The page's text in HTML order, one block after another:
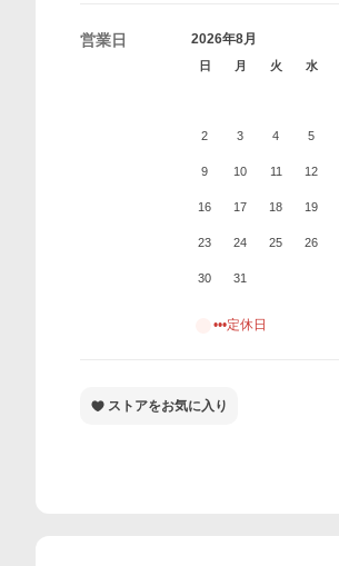
営業日 2026年8月
日 月 火 水
2 3 4 5
9 10 11 12
16 17 18 19
23 24 25 26
30 31
•••定休日
ストアをお気に入り